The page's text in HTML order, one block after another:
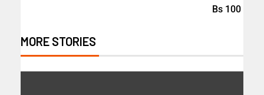
Bs 100
MORE STORIES